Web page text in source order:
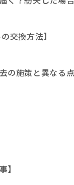
交換方法】
の施策と異なる点
】